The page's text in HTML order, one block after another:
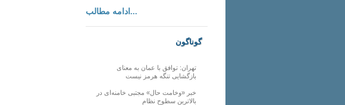
ادامه مطالب...
گوناگون
تهران: توافق با عمان به معنای
بازگشایی تنگه هرمز نیست
خبر «وخامت حال» مجتبی خامنه‌ای در
بالاترین سطوح نظام